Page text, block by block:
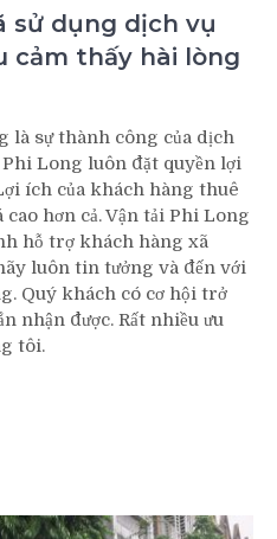
sử dụng dịch vụ
cảm thấy hài lòng
là sự thành công của dịch
Long luôn đặt quyền lợi
ích của khách hàng thuê
hơn cả. Vận tải Phi Long
hỗ trợ khách hàng xã
luôn tin tưởng và đến với
Quý khách có cơ hội trở
nhận được. Rất nhiều ưu
tôi.